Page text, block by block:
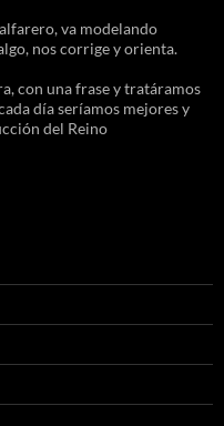
va modelando
nos corrige y orienta.
con una frase y tratáramos
día seríamos mejores y
del Reino